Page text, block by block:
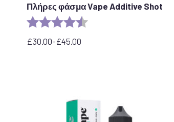
Πλήρες φάσμα Vape Additive Shot
Αξιολόγηση:
£30.00-£45.00
Εύρος